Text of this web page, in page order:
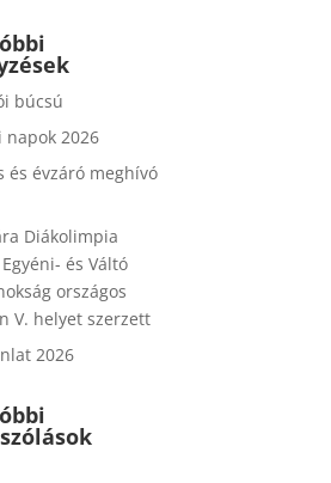
búcsú
napok 2026
és évzáró meghívó
Diákolimpia
és Váltó
országos
V. helyet szerzett
2026